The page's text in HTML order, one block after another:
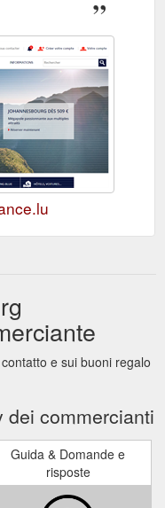
e sui buoni regalo
dei commercianti
Guida & Domande e
risposte